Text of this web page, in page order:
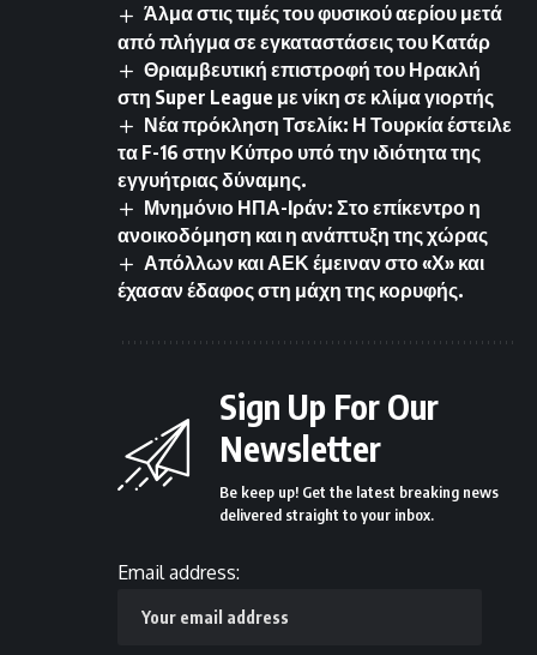
Άλμα στις τιμές του φυσικού αερίου μετά
από πλήγμα σε εγκαταστάσεις του Κατάρ
Θριαμβευτική επιστροφή του Ηρακλή
στη Super League με νίκη σε κλίμα γιορτής
Νέα πρόκληση Τσελίκ: Η Τουρκία έστειλε
τα F-16 στην Κύπρο υπό την ιδιότητα της
εγγυήτριας δύναμης.
Μνημόνιο ΗΠΑ-Ιράν: Στο επίκεντρο η
ανοικοδόμηση και η ανάπτυξη της χώρας
Απόλλων και ΑΕΚ έμειναν στο «Χ» και
έχασαν έδαφος στη μάχη της κορυφής.
Sign Up For Our
Newsletter
Be keep up! Get the latest breaking news
delivered straight to your inbox.
Email address: